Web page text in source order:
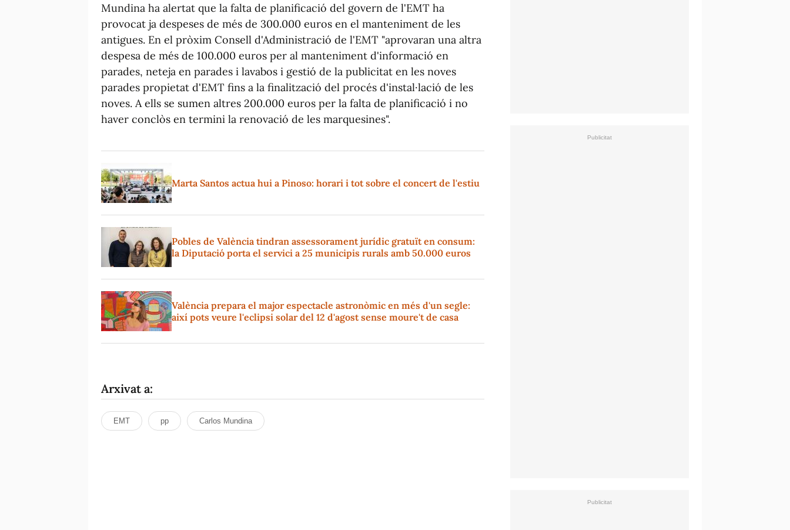
Mundina ha alertat que la falta de planificació del govern de l'EMT ha
provocat ja despeses de més de 300.000 euros en el manteniment de les
antigues. En el pròxim Consell d'Administració de l'EMT "aprovaran una altra
despesa de més de 100.000 euros per al manteniment d'informació en
parades, neteja en parades i lavabos i gestió de la publicitat en les noves
parades propietat d'EMT fins a la finalització del procés d'instal·lació de les
noves. A ells se sumen altres 200.000 euros per la falta de planificació i no
haver conclòs en termini la renovació de les marquesines".
Marta Santos actua hui a Pinoso: horari i tot sobre el concert de l'estiu
Pobles de València tindran assessorament jurídic gratuït en consum:
la Diputació porta el servici a 25 municipis rurals amb 50.000 euros
València prepara el major espectacle astronòmic en més d'un segle:
així pots veure l'eclipsi solar del 12 d'agost sense moure't de casa
Arxivat a:
EMT pp Carlos Mundina